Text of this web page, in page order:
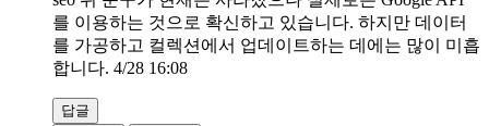
를 이용하는 것으로 확신하고 있습니다. 하지만 데이터
를 가공하고 컬렉션에서 업데이트하는 데에는 많이 미흡
합니다. 4/28 16:08
답글